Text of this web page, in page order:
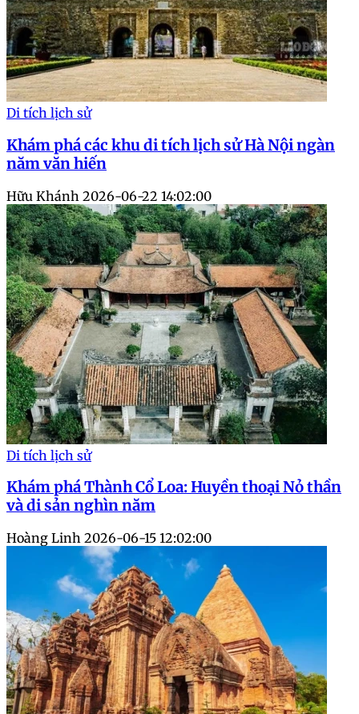
Di tích lịch sử
Khám phá các khu di tích lịch sử Hà Nội ngàn
năm văn hiến
Hữu Khánh 2026-06-22 14:02:00
Di tích lịch sử
Khám phá Thành Cổ Loa: Huyền thoại Nỏ thần
và di sản nghìn năm
Hoàng Linh 2026-06-15 12:02:00